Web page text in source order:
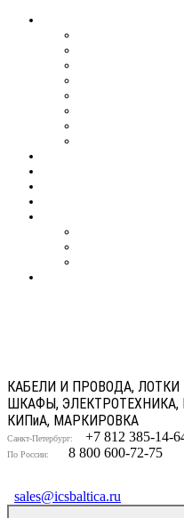
КАБЕЛИ И ПРОВОДА, ЛОТКИ
ШКАФЫ,
КИПиА, МАРКИРОВКА
Санкт-Петербург: +7 812 385-14-
По России: 8 800 600-72-75
sales@icsbaltica.ru